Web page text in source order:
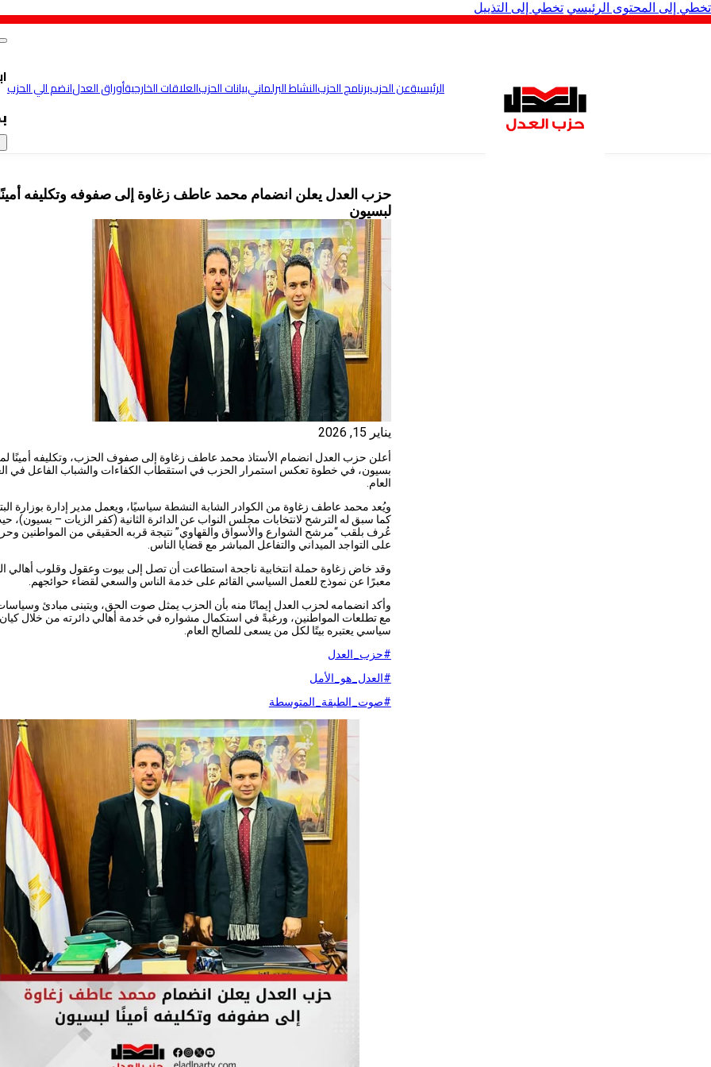
تخطي إلى المحتوى الرئيسي تخطي إلى التذييل
الرئيسيةعن الحزببرنامج الحزبالنشاط البرلمانيبيانات الحزبالعلاقات الخارجيةأوراق العدلانضم الي الحزب
حزب العدل يعلن انضمام محمد عاطف زغاوة إلى صفوفه وتكليفه
لبسيون
يناير 15, 2026
أعلن حزب العدل انضمام الأستاذ محمد عاطف زغاوة إلى صفوف الحزب، وتكليفه أمينًا
بسيون، في خطوة تعكس استمرار الحزب في استقطاب الكفاءات والشباب الفاعل في
العام.
ويُعد محمد عاطف زغاوة من الكوادر الشابة النشطة سياسيًا، ويعمل مدير إدارة بوزارة
كما سبق له الترشح لانتخابات مجلس النواب عن الدائرة الثانية (كفر الزيات – بسيون)،
عُرف بلقب “مرشح الشوارع والأسواق والقهاوي” نتيجة قربه الحقيقي من المواطنين
على التواجد الميداني والتفاعل المباشر مع قضايا الناس.
وقد خاض زغاوة حملة انتخابية ناجحة استطاعت أن تصل إلى بيوت وعقول وقلوب أهالي
معبرًا عن نموذج للعمل السياسي القائم على خدمة الناس والسعي لقضاء حوائجهم.
وأكد انضمامه لحزب العدل إيمانًا منه بأن الحزب يمثل صوت الحق، ويتبنى مبادئ
مع تطلعات المواطنين، ورغبةً في استكمال مشواره في خدمة أهالي دائرته من خلال كيان
سياسي يعتبره بيتًا لكل من يسعى للصالح العام.
#حزب_العدل
#العدل_هو_الأمل
#صوت_الطبقة_المتوسطة